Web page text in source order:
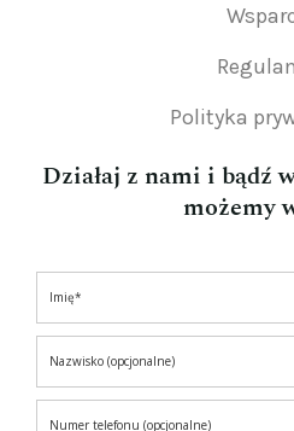
Polityka
Działaj z nami i bądź
możemy